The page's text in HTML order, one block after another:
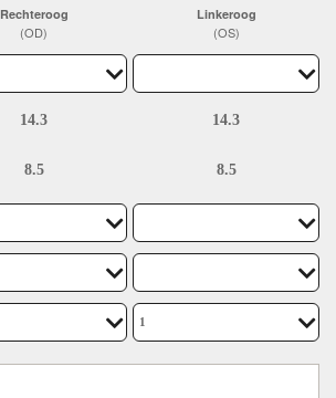
Rechteroog
(OD)
Linkeroog
(OS)